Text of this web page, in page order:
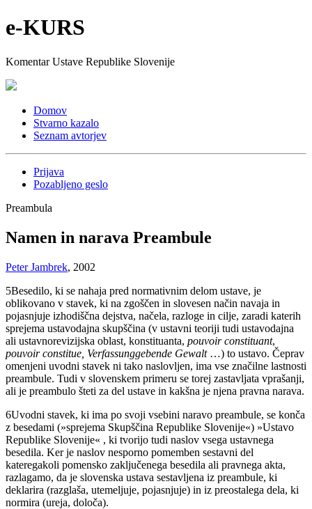
e-KURS
Komentar Ustave Republike Slovenije
Domov
Stvarno kazalo
Seznam avtorjev
Prijava
Pozabljeno geslo
Preambula
Namen in narava Preambule
Peter Jambrek, 2002
5Besedilo, ki se nahaja pred normativnim delom ustave, je
oblikovano v stavek, ki na zgoščen in slovesen način navaja in
pojasnjuje izhodiščna dejstva, načela, razloge in cilje, zaradi katerih
sprejema ustavodajna skupščina (v ustavni teoriji tudi ustavodajna
ali ustavnorevizijska oblast, konstituanta, pouvoir constituant,
pouvoir constitue, Verfassunggebende Gewalt …) to ustavo. Čeprav
omenjeni uvodni stavek ni tako naslovljen, ima vse značilne lastnosti
preambule. Tudi v slovenskem primeru se torej zastavljata vprašanji,
ali je preambulo šteti za del ustave in kakšna je njena pravna narava.
6Uvodni stavek, ki ima po svoji vsebini naravo preambule, se konča
z besedami (»sprejema Skupščina Republike Slovenije«) »Ustavo
Republike Slovenije« , ki tvorijo tudi naslov vsega ustavnega
besedila. Ker je naslov nesporno pomemben sestavni del
kateregakoli pomensko zaključenega besedila ali pravnega akta,
razlagamo, da je slovenska ustava sestavljena iz preambule, ki
deklarira (razglaša, utemeljuje, pojasnjuje) in iz preostalega dela, ki
normira (ureja, določa).